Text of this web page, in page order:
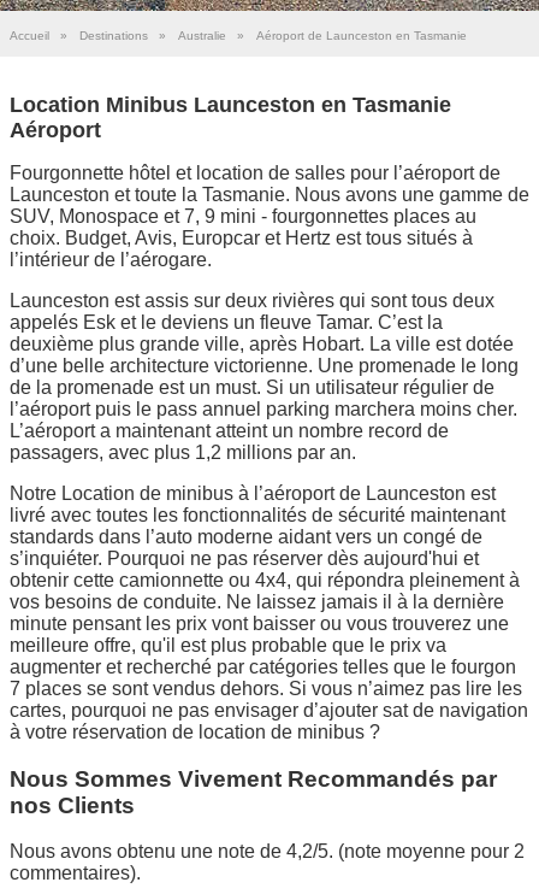
Accueil » Destinations » Australie » Aéroport de Launceston en Tasmanie
Location Minibus Launceston en Tasmanie
Aéroport
Fourgonnette hôtel et location de salles pour l’aéroport de
Launceston et toute la Tasmanie. Nous avons une gamme de
SUV, Monospace et 7, 9 mini - fourgonnettes places au
choix. Budget, Avis, Europcar et Hertz est tous situés à
l’intérieur de l’aérogare.
Launceston est assis sur deux rivières qui sont tous deux
appelés Esk et le deviens un fleuve Tamar. C’est la
deuxième plus grande ville, après Hobart. La ville est dotée
d’une belle architecture victorienne. Une promenade le long
de la promenade est un must. Si un utilisateur régulier de
l’aéroport puis le pass annuel parking marchera moins cher.
L’aéroport a maintenant atteint un nombre record de
passagers, avec plus 1,2 millions par an.
Notre Location de minibus à l’aéroport de Launceston est
livré avec toutes les fonctionnalités de sécurité maintenant
standards dans l’auto moderne aidant vers un congé de
s’inquiéter. Pourquoi ne pas réserver dès aujourd'hui et
obtenir cette camionnette ou 4x4, qui répondra pleinement à
vos besoins de conduite. Ne laissez jamais il à la dernière
minute pensant les prix vont baisser ou vous trouverez une
meilleure offre, qu'il est plus probable que le prix va
augmenter et recherché par catégories telles que le fourgon
7 places se sont vendus dehors. Si vous n’aimez pas lire les
cartes, pourquoi ne pas envisager d’ajouter sat de navigation
à votre réservation de location de minibus ?
Nous Sommes Vivement Recommandés par
nos Clients
Nous avons obtenu une note de 4,2/5. (note moyenne pour 2
commentaires).